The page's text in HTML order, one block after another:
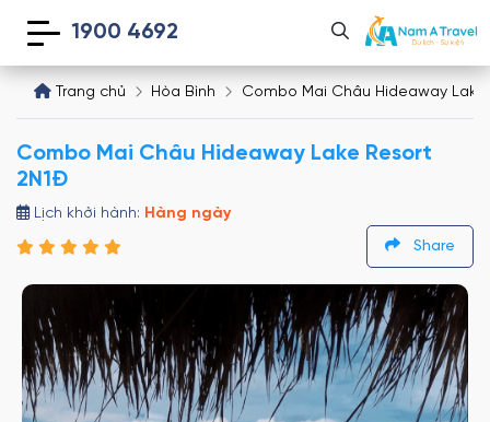
1900 4692
Trang chủ Hòa Bình Combo Mai Châu Hideaway Lake
Combo Mai Châu Hideaway Lake Resort
2N1Đ
Lịch khởi hành: Hàng ngày
Share